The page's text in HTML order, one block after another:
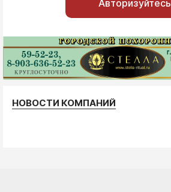
Авторизуйтесь
НОВОСТИ КОМПАНИЙ